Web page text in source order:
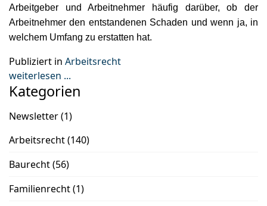
Arbeitgeber und Arbeitnehmer häufig darüber, ob der
Arbeitnehmer den entstandenen Schaden und wenn ja, in
welchem Umfang zu erstatten hat.
Publiziert in Arbeitsrecht
weiterlesen ...
Kategorien
Newsletter(1)
Arbeitsrecht(140)
Baurecht(56)
Familienrecht(1)